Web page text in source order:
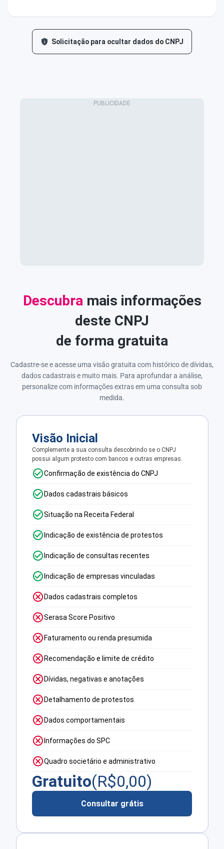
Solicitação para ocultar dados do CNPJ
Descubra mais informações
deste CNPJ
de forma gratuita
Cadastre-se e acesse uma visão gratuita com histórico de dívidas,
dados cadastrais e muito mais. Para aprofundar a análise,
personalize com informações extras em uma consulta sob
medida.
Visão Inicial
Complemente a sua consulta descobrindo se o CNPJ
possui algum protesto com bancos e outras empresas.
Confirmação de existência do CNPJ
Dados cadastrais básicos
Situação na Receita Federal
Indicação de existência de protestos
Indicação de consultas recentes
Indicação de empresas vinculadas
Dados cadastrais completos
Serasa Score Positivo
Faturamento ou renda presumida
Recomendação e limite de crédito
Dívidas, negativas e anotações
Detalhamento de protestos
Dados comportamentais
Informações do SPC
Quadro societário e administrativo
Gratuito(R$0,00)
Consultar grátis